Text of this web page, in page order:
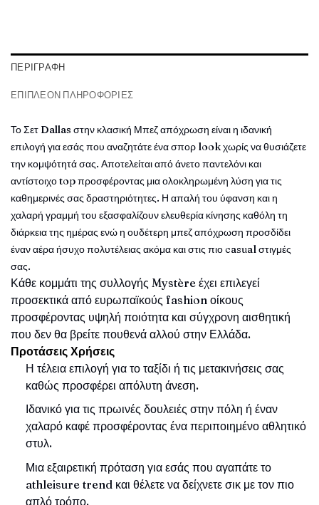
ΠΕΡΙΓΡΑΦΉ
ΕΠΙΠΛΈΟΝ ΠΛΗΡΟΦΟΡΊΕΣ
Το Σετ Dallas στην κλασική Μπεζ απόχρωση είναι η ιδανική
επιλογή για εσάς που αναζητάτε ένα σπορ look χωρίς να θυσιάζετε
την κομψότητά σας. Αποτελείται από άνετο παντελόνι και
αντίστοιχο top προσφέροντας μια ολοκληρωμένη λύση για τις
καθημερινές σας δραστηριότητες. Η απαλή του ύφανση και η
χαλαρή γραμμή του εξασφαλίζουν ελευθερία κίνησης καθόλη τη
διάρκεια της ημέρας ενώ η ουδέτερη μπεζ απόχρωση προσδίδει
έναν αέρα ήσυχο πολυτέλειας ακόμα και στις πιο casual στιγμές
σας.
Κάθε κομμάτι της συλλογής Mystère έχει επιλεγεί
προσεκτικά από ευρωπαϊκούς fashion οίκους
προσφέροντας υψηλή ποιότητα και σύγχρονη αισθητική
που δεν θα βρείτε πουθενά αλλού στην Ελλάδα.
Προτάσεις Χρήσεις
Η τέλεια επιλογή για το ταξίδι ή τις μετακινήσεις σας
καθώς προσφέρει απόλυτη άνεση.
Ιδανικό για τις πρωινές δουλειές στην πόλη ή έναν
χαλαρό καφέ προσφέροντας ένα περιποιημένο αθλητικό
στυλ.
Μια εξαιρετική πρόταση για εσάς που αγαπάτε το
athleisure trend και θέλετε να δείχνετε σικ με τον πιο
απλό τρόπο.